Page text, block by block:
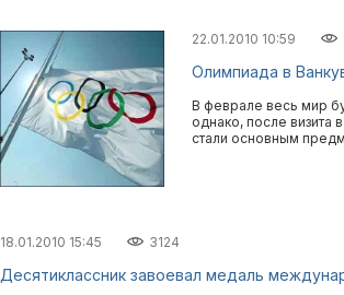
22.01.2010 10:59
Олимпиада в
В феврале весь мир
однако, после
стали основным
18.01.2010 15:45 3124
Десятиклассник завоевал медаль